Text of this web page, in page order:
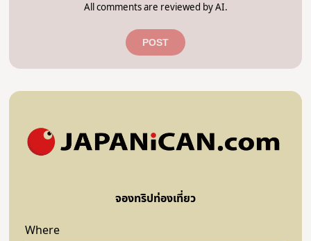
All comments are reviewed by AI.
POST
จองทริปท่องเที่ยว
Where